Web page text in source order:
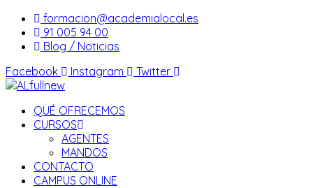
Saltar
contenido
formacion@academialocal.es
91 005 94 00
Blog / Noticias
Facebook
Instagram Twitter
QUÉ OFRECEMOS
CURSOS
AGENTES
MANDOS
CONTACTO
CAMPUS ONLINE